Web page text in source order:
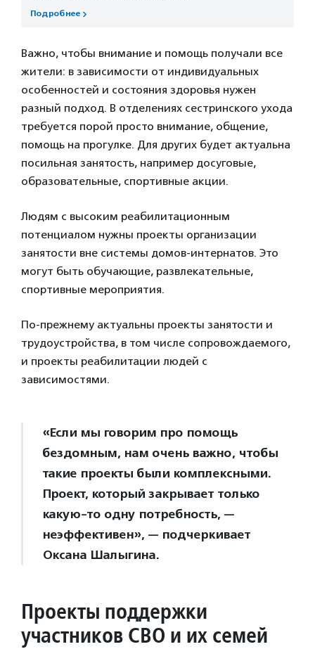
Подробнее
Важно, чтобы внимание и помощь получали все
жители: в зависимости от индивидуальных
особенностей и состояния здоровья нужен
разный подход. В отделениях сестринского ухода
требуется порой просто внимание, общение,
помощь на прогулке. Для других будет актуальна
посильная занятость, например досуговые,
образовательные, спортивные акции.
Людям с высоким реабилитационным
потенциалом нужны проекты организации
занятости вне системы домов-интернатов. Это
могут быть обучающие, развлекательные,
спортивные мероприятия.
По-прежнему актуальны проекты занятости и
трудоустройства, в том числе сопровождаемого,
и проекты реабилитации людей с
зависимостями.
«Если мы говорим про помощь
бездомным, нам очень важно, чтобы
такие проекты были комплексными.
Проект, который закрывает только
какую-то одну потребность, —
неэффективен», — подчеркивает
Оксана Шалыгина.
Проекты поддержки
участников СВО и их семей